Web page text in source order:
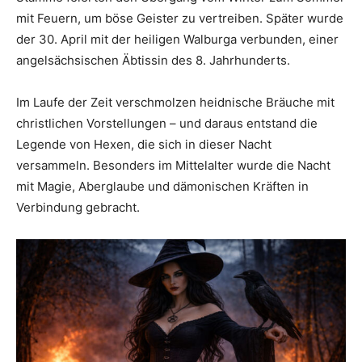
mit Feuern, um böse Geister zu vertreiben. Später wurde
der 30. April mit der heiligen Walburga verbunden, einer
angelsächsischen Äbtissin des 8. Jahrhunderts.
Im Laufe der Zeit verschmolzen heidnische Bräuche mit
christlichen Vorstellungen – und daraus entstand die
Legende von Hexen, die sich in dieser Nacht
versammeln. Besonders im Mittelalter wurde die Nacht
mit Magie, Aberglaube und dämonischen Kräften in
Verbindung gebracht.